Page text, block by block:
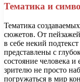
Тематика и
Тематика
сюжетов. От
в себе некий
представлены с
состояние человека и
зрителю не просто
погружаться в мир